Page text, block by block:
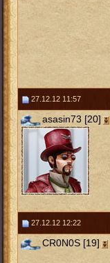
27.12.12 11:57
asasin73 [20]
27.12.12 12:22
CR0N0S [19]